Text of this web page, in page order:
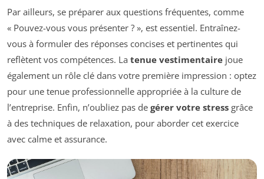
Par ailleurs, se préparer aux questions fréquentes, comme
« Pouvez-vous vous présenter ? », est essentiel. Entraînez-
vous à formuler des réponses concises et pertinentes qui
reflètent vos compétences. La tenue vestimentaire joue
également un rôle clé dans votre première impression : optez
pour une tenue professionnelle appropriée à la culture de
l’entreprise. Enfin, n’oubliez pas de gérer votre stress grâce
à des techniques de relaxation, pour aborder cet exercice
avec calme et assurance.